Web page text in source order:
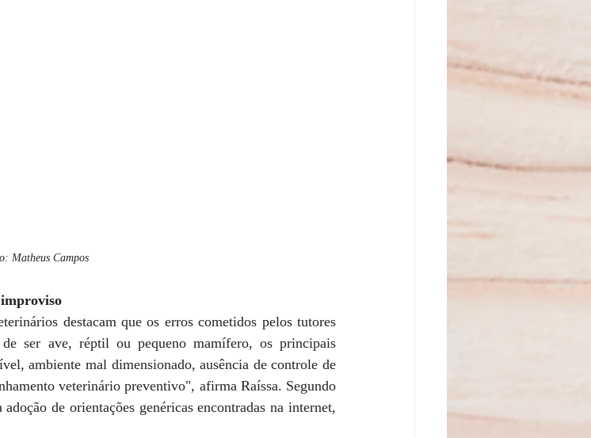
Matheus Campos
destacam que os erros cometidos pelos tutores
de ser ave, réptil ou pequeno mamífero, os principais
ambiente mal dimensionado, ausência de controle de
veterinário preventivo", afirma Raíssa. Segundo
de orientações genéricas encontradas na internet,